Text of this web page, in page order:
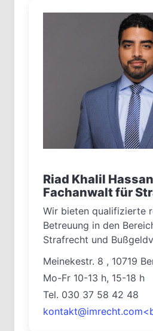
Riad Khalil
Fachanwalt für
Wir bieten qualifizierte
Betreuung in den
Strafrecht und
Meinekestr. 8 , 10719
Mo-Fr 10-13 h, 15-18 h
Tel. 030 37 58 42 48